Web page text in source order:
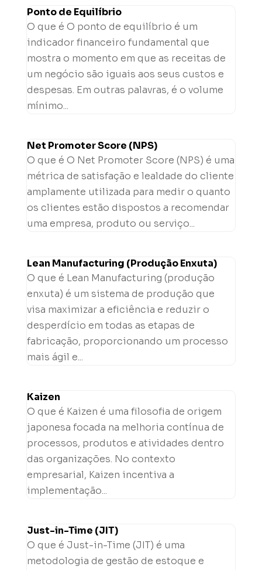
Ponto de Equilíbrio
O que é O ponto de equilíbrio é um
indicador financeiro fundamental que
mostra o momento em que as receitas de
um negócio são iguais aos seus custos e
despesas. Em outras palavras, é o volume
mínimo...
Net Promoter Score (NPS)
O que é O Net Promoter Score (NPS) é uma
métrica de satisfação e lealdade do cliente
amplamente utilizada para medir o quanto
os clientes estão dispostos a recomendar
uma empresa, produto ou serviço...
Lean Manufacturing (Produção Enxuta)
O que é Lean Manufacturing (produção
enxuta) é um sistema de produção que
visa maximizar a eficiência e reduzir o
desperdício em todas as etapas de
fabricação, proporcionando um processo
mais ágil e...
Kaizen
O que é Kaizen é uma filosofia de origem
japonesa focada na melhoria contínua de
processos, produtos e atividades dentro
das organizações. No contexto
empresarial, Kaizen incentiva a
implementação...
Just-in-Time (JIT)
O que é Just-in-Time (JIT) é uma
metodologia de gestão de estoque e